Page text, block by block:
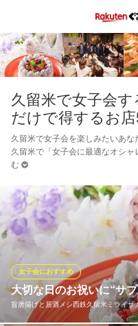
久留米で女子会
だけで得するお店
久留米で女子会を楽しみたいあな
久留米で「女子会に最適なオシ
む
大切な日のお祝いに“サ
旨唐揚げと居酒メシ西鉄久留米ミライザ
女子会におすすめ